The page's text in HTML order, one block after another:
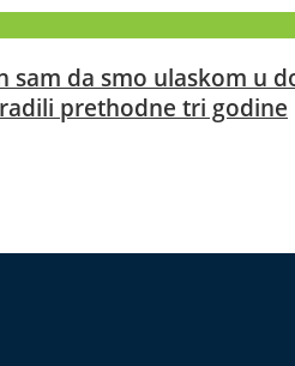
sam da smo ulaskom u
prethodne tri godine